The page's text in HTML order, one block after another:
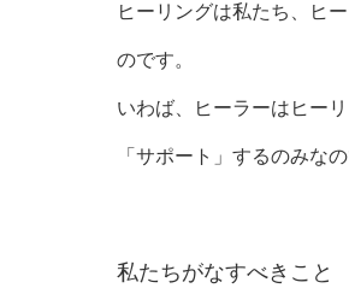
ヒーリングは私たち、ヒ
のです。
いわば、ヒーラーはヒー
「サポート」するのみなの
私たちがなすべきこと